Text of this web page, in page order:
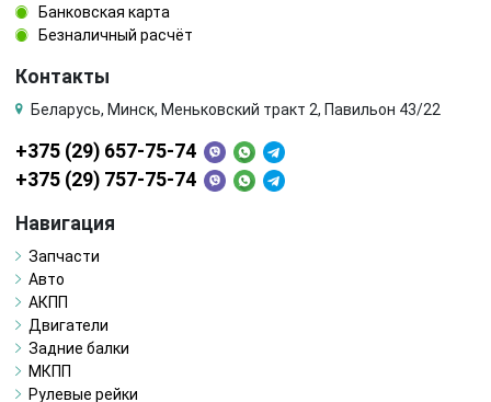
Банковская карта
Безналичный расчёт
Контакты
Беларусь, Минск, Меньковский тракт 2, Павильон 43/22
+375 (29) 657-75-74
+375 (29) 757-75-74
Навигация
Запчасти
Авто
АКПП
Двигатели
Задние балки
МКПП
Рулевые рейки